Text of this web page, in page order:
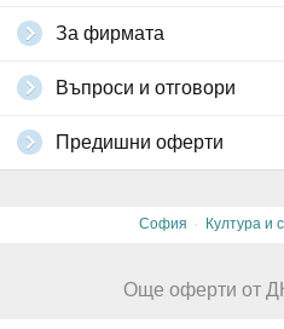
За фирмата
Въпроси и отговори
Предишни оферти
София · Култура и
Още оферти от